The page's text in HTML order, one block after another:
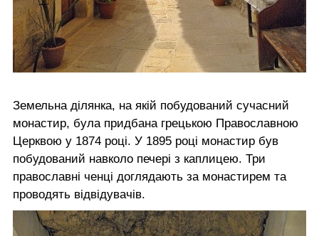
Земельна ділянка, на якій побудований сучасний
монастир, була придбана грецькою Православною
Церквою у 1874 році. У 1895 році монастир був
побудований навколо печері з каплицею. Три
православні ченці доглядають за монастирем та
проводять відвідувачів.